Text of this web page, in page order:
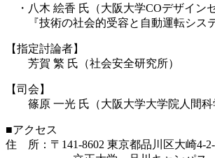
・八木 絵香 氏（大阪大学COデザイン
『技術の社会的受容と自動運転システ
【指定討論者】
芳賀 繁 氏（社会安全研究所）
【司会】
篠原 一光 氏（大阪大学大学院人間科
■アクセス
住 所：〒141-8602 東京都品川区大崎4-